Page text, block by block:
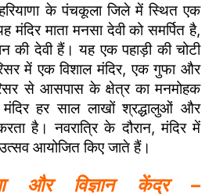
हरियाणा के पंचकूला जिले में स्थित एक
मंदिर माता मनसा देवी को समर्पित है,
की देवी हैं। यह एक पहाड़ी की चोटी
में एक विशाल मंदिर, एक गुफा और
से आसपास के क्षेत्र का मनमोहक
हर साल लाखों श्रद्धालुओं और
है। नवरात्रि के दौरान, मंदिर में
आयोजित किए जाते हैं।
और विज्ञान केंद्र –